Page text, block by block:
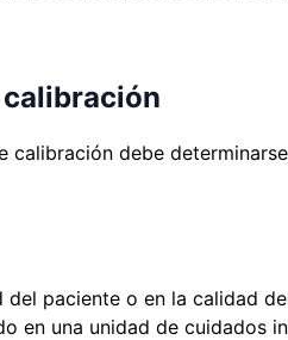
debe
paciente o en la calidad
en una unidad de cuidados